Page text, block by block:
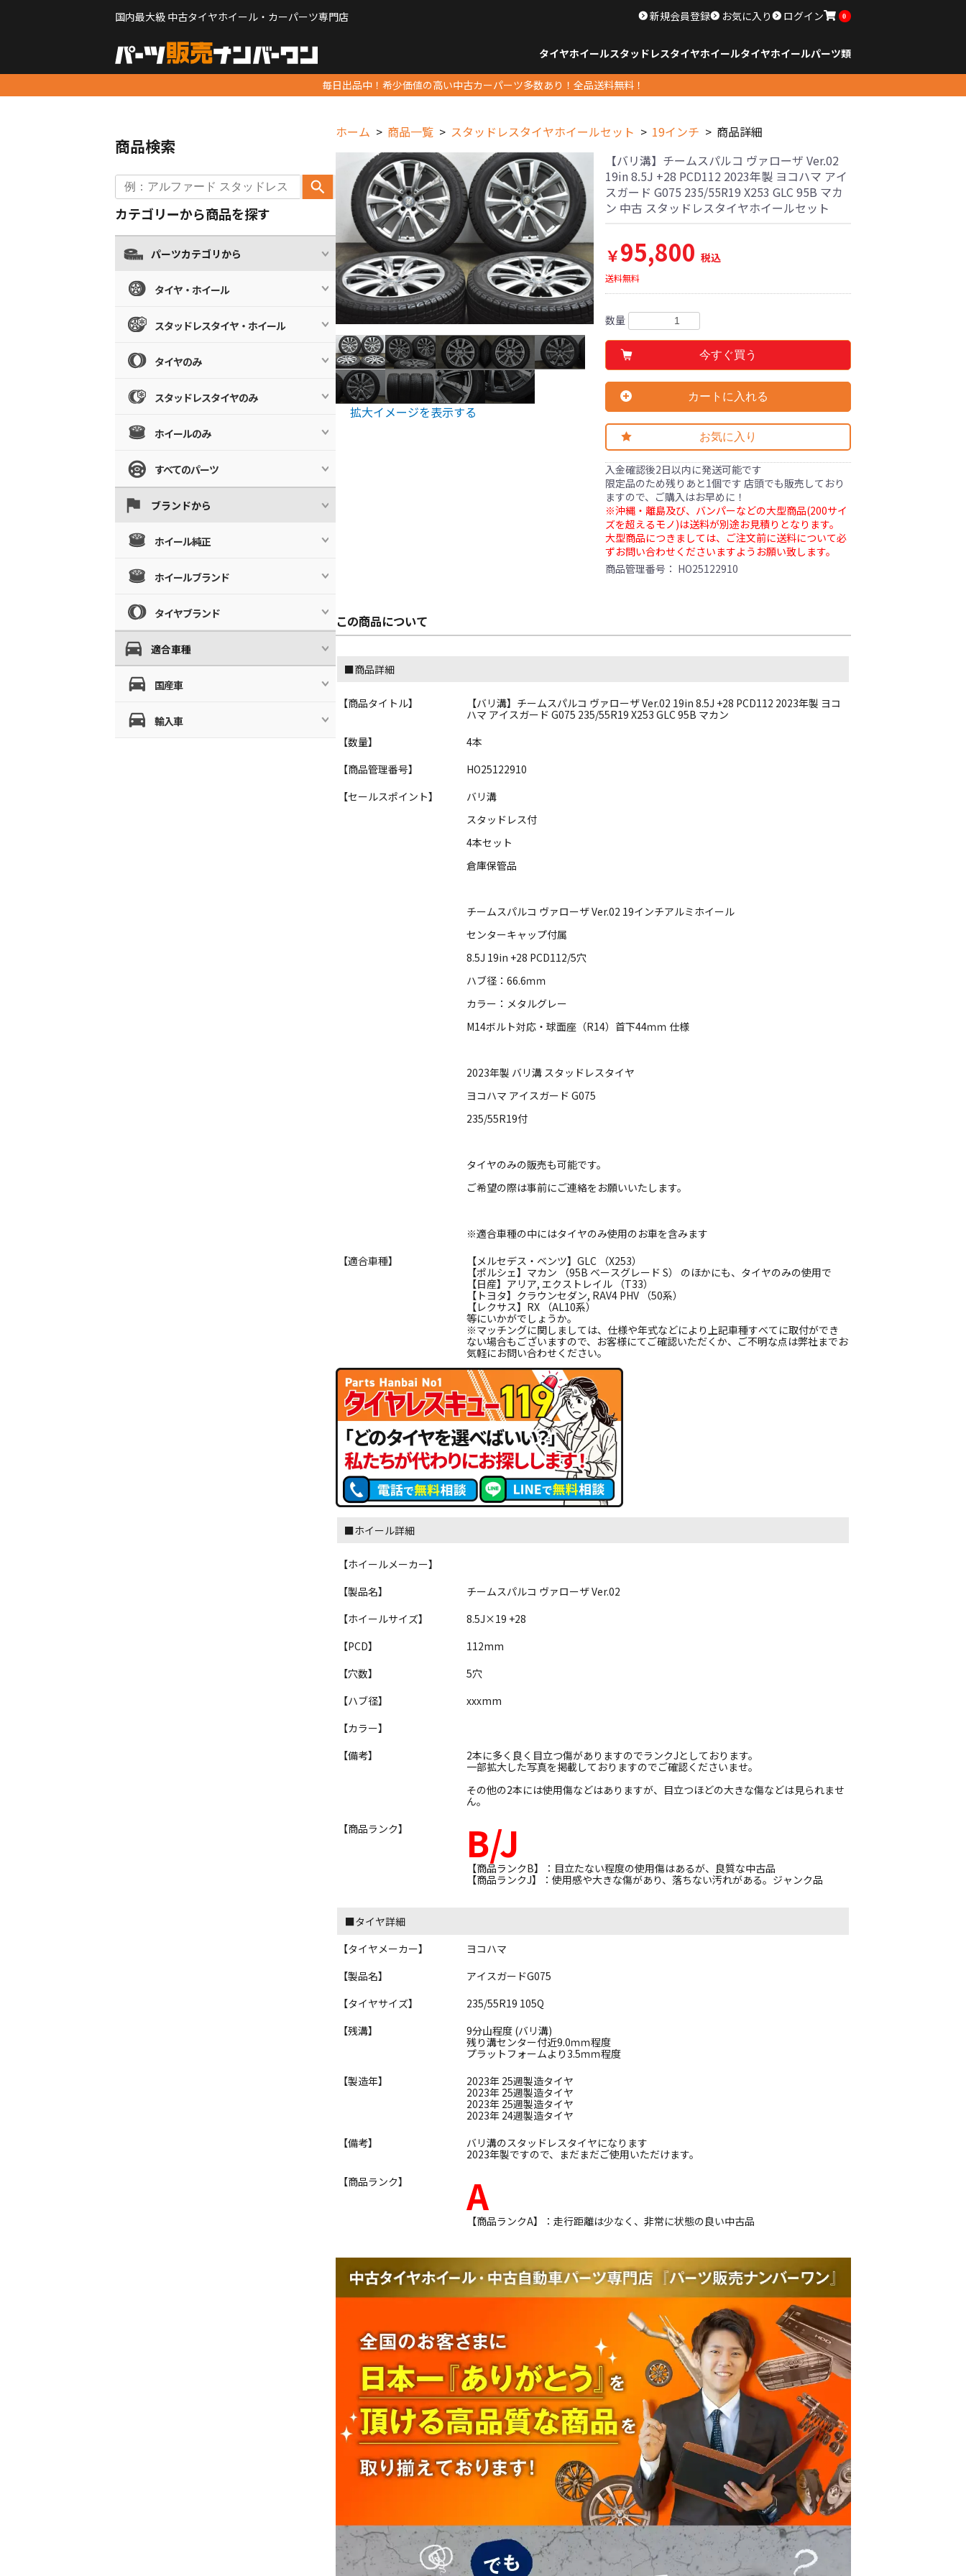
国内最大級 中古タイヤホイール・カーパーツ専門店 新規会員登録 お気に入り ログイン 0
タイヤホイールスタッドレスタイヤホイールタイヤホイールパーツ類
毎日出品中！希少価値の高い中古カーパーツ多数あり！全品送料無料！
ホーム 商品一覧 スタッドレスタイヤホイールセット 19インチ 商品詳細
拡大イメージを表示する
【バリ溝】チームスパルコ ヴァローザ Ver.02
19in 8.5J +28 PCD112 2023年製 ヨコハマ アイ
スガード G075 235/55R19 X253 GLC 95B マカ
ン 中古 スタッドレスタイヤホイールセット
￥95,800 税込
送料無料
数量
今すぐ買う
カートに入れる
お気に入り
入金確認後2日以内に発送可能です
限定品のため残りあと1個です 店頭でも販売しており
ますので、ご購入はお早めに！
※沖縄・離島及び、バンパーなどの大型商品(200サイ
ズを超えるモノ)は送料が別途お見積りとなります。
大型商品につきましては、ご注文前に送料について必
ずお問い合わせくださいますようお願い致します。
商品管理番号： HO25122910
この商品について
■商品詳細
【商品タイトル】
【バリ溝】チームスパルコ ヴァローザ Ver.02 19in 8.5J +28 PCD112 2023年製 ヨコ
ハマ アイスガード G075 235/55R19 X253 GLC 95B マカン
【数量】
4本
【商品管理番号】
HO25122910
【セールスポイント】
バリ溝
スタッドレス付
4本セット
倉庫保管品
チームスパルコ ヴァローザ Ver.02 19インチアルミホイール
センターキャップ付属
8.5J 19in +28 PCD112/5穴
ハブ径：66.6ｍｍ
カラー：メタルグレー
M14ボルト対応・球面座（R14）首下44ｍｍ 仕様
2023年製 バリ溝 スタッドレスタイヤ
ヨコハマ アイスガード G075
235/55R19付
タイヤのみの販売も可能です。
ご希望の際は事前にご連絡をお願いいたします。
※適合車種の中にはタイヤのみ使用のお車を含みます
【適合車種】
【メルセデス・ベンツ】GLC （X253）
【ポルシェ】マカン （95B ベースグレード S） のほかにも、タイヤのみの使用で
【日産】アリア, エクストレイル （T33）
【トヨタ】クラウンセダン, RAV4 PHV （50系）
【レクサス】RX （AL10系）
等にいかがでしょうか。
※マッチングに関しましては、仕様や年式などにより上記車種すべてに取付ができ
ない場合もございますので、お客様にてご確認いただくか、ご不明な点は弊社までお
気軽にお問い合わせください。
■ホイール詳細
【ホイールメーカー】
【製品名】
チームスパルコ ヴァローザ Ver.02
【ホイールサイズ】
8.5J×19 +28
【PCD】
112mm
【穴数】
5穴
【ハブ径】
xxxmm
【カラー】
【備考】
2本に多く良く目立つ傷がありますのでランクJとしております。
一部拡大した写真を掲載しておりますのでご確認くださいませ。
その他の2本には使用傷などはありますが、目立つほどの大きな傷などは見られませ
ん。
【商品ランク】
B/J
【商品ランクB】：目立たない程度の使用傷はあるが、良質な中古品
【商品ランクJ】：使用感や大きな傷があり、落ちない汚れがある。ジャンク品
■タイヤ詳細
【タイヤメーカー】
ヨコハマ
【製品名】
アイスガードG075
【タイヤサイズ】
235/55R19 105Q
【残溝】
9分山程度 (バリ溝)
残り溝センター付近9.0ｍｍ程度
プラットフォームより3.5ｍｍ程度
【製造年】
2023年 25週製造タイヤ
2023年 25週製造タイヤ
2023年 25週製造タイヤ
2023年 24週製造タイヤ
【備考】
バリ溝のスタッドレスタイヤになります
2023年製ですので、まだまだご使用いただけます。
【商品ランク】
A
【商品ランクA】：走行距離は少なく、非常に状態の良い中古品
商品検索
カテゴリーから商品を探す
パーツカテゴリから
タイヤ・ホイール
スタッドレスタイヤ・ホイール
タイヤのみ
スタッドレスタイヤのみ
ホイールのみ
すべてのパーツ
ブランドから
ホイール純正
ホイールブランド
タイヤブランド
適合車種
国産車
輸入車